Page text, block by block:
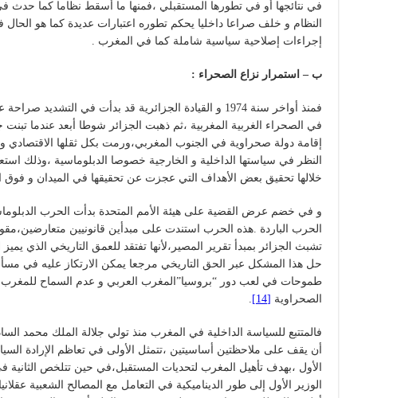
في نتائجها أو في تطورها المستقبلي ،فمنها ما أسقط نظاما كما حدث في
النظام و خلف صراعا داخليا يحكم تطوره اعتبارات عديدة كما هو الحال
إجراءات إصلاحية سياسية شاملة كما في المغرب .
ب – استمرار نزاع الصحراء :
فمنذ أواخر سنة 1974 و القيادة الجزائرية قد بدأت في
في الصحراء الغربية المغربية ،ثم ذهبت الجزائر شوطا أبعد عندما
إقامة دولة صحراوية في الجنوب المغربي،ورمت بكل ثقلها
النظر في سياستها الداخلية و الخارجية خصوصا الدبلوماسية ،وذلك
خلالها تحقيق بعض الأهداف التي عجزت عن تحقيقها في الميدان و فوق
و في خضم عرض القضية على هيئة الأمم المتحدة بدأت الحرب
الحرب الباردة .هذه الحرب استندت على مبدأين قانونيين
تشبث الجزائر بمبدأ تقرير المصير،لأنها تفتقد للعمق التاريخي الذي
حل هذا المشكل عبر الحق التاريخي مرجعا يمكن الارتكاز عليه في مسألة
طموحات في لعب دور “بروسيا”المغرب العربي و عدم السماح للمغرب
الصحراوية [14]
أن يقف على ملاحظتين أساسيتين ،تتمثل الأولى في تعاظم الإرادة
الأول ،بهدف تأهيل المغرب لتحديات المستقبل،في حين تتلخص الثانية
الوزير الأول إلى طور الديناميكية في التعامل مع المصالح الشعبية